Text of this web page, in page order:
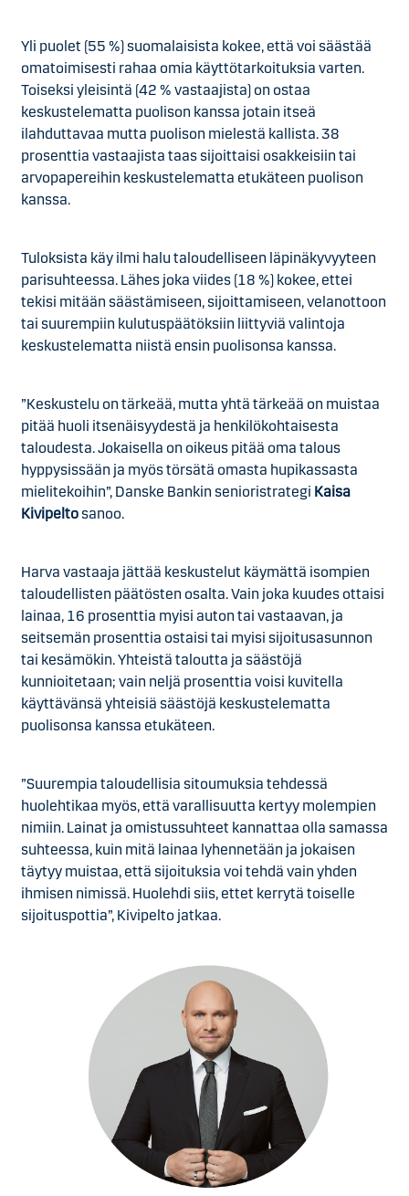
Yli puolet (55 %) suomalaisista kokee, että voi säästää
omatoimisesti rahaa omia käyttötarkoituksia varten.
Toiseksi yleisintä (42 % vastaajista) on ostaa
keskustelematta puolison kanssa jotain itseä
ilahduttavaa mutta puolison mielestä kallista. 38
prosenttia vastaajista taas sijoittaisi osakkeisiin tai
arvopapereihin keskustelematta etukäteen puolison
kanssa.
Tuloksista käy ilmi halu taloudelliseen läpinäkyvyyteen
parisuhteessa. Lähes joka viides (18 %) kokee, ettei
tekisi mitään säästämiseen, sijoittamiseen, velanottoon
tai suurempiin kulutuspäätöksiin liittyviä valintoja
keskustelematta niistä ensin puolisonsa kanssa.
”Keskustelu on tärkeää, mutta yhtä tärkeää on muistaa
pitää huoli itsenäisyydestä ja henkilökohtaisesta
taloudesta. Jokaisella on oikeus pitää oma talous
hyppysissään ja myös törsätä omasta hupikassasta
mielitekoihin”, Danske Bankin senioristrategi Kaisa
Kivipelto sanoo.
Harva vastaaja jättää keskustelut käymättä isompien
taloudellisten päätösten osalta. Vain joka kuudes ottaisi
lainaa, 16 prosenttia myisi auton tai vastaavan, ja
seitsemän prosenttia ostaisi tai myisi sijoitusasunnon
tai kesämökin. Yhteistä taloutta ja säästöjä
kunnioitetaan; vain neljä prosenttia voisi kuvitella
käyttävänsä yhteisiä säästöjä keskustelematta
puolisonsa kanssa etukäteen.
”Suurempia taloudellisia sitoumuksia tehdessä
huolehtikaa myös, että varallisuutta kertyy molempien
nimiin. Lainat ja omistussuhteet kannattaa olla samassa
suhteessa, kuin mitä lainaa lyhennetään ja jokaisen
täytyy muistaa, että sijoituksia voi tehdä vain yhden
ihmisen nimissä. Huolehdi siis, ettet kerrytä toiselle
sijoituspottia”, Kivipelto jatkaa.